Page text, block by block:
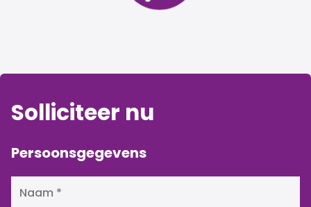
Solliciteer nu
Persoonsgegevens